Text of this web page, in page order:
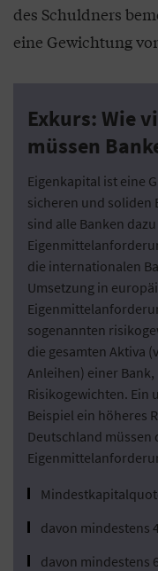
des Schuldners
eine Gewichtung
Exkurs: Wie
müssen
Eigenkapital ist eine
sicheren und soliden
sind alle Banken
die internationalen
Umsetzung in
sogenannten
die gesamten Aktiva
Anleihen) einer
Risikogewichten. Ein
Beispiel ein höheres
Deutschland müssen
davon mindestens
davon mindestens